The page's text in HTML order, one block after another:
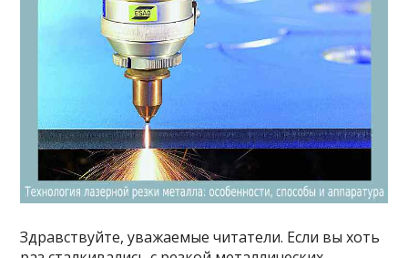
Здравствуйте, уважаемые читатели. Если вы хоть